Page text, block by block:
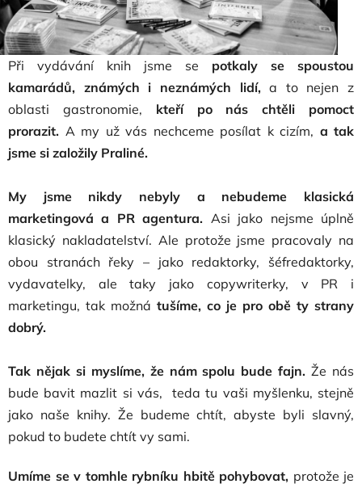
Při vydávání knih jsme se potkaly se spoustou
kamarádů, známých i neznámých lidí,a to nejen z
oblasti gastronomie, kteří po nás chtěli pomoct
prorazit. A my už vás nechceme posílat k cizím, a tak
jsme si založily Praliné.
My jsme nikdy nebyly a nebudeme klasická
marketingová a PR agentura. Asi jako nejsme úplně
klasický nakladatelství. Ale protože jsme pracovaly na
obou stranách řeky – jako redaktorky, šéfredaktorky,
vydavatelky, ale taky jako copywriterky, v PR i
marketingu, tak možná tušíme, co je pro obě ty strany
dobrý.
Tak nějak si myslíme, že nám spolu bude fajn. Že nás
bude bavit mazlit si vás, teda tu vaši myšlenku, stejně
jako naše knihy. Že budeme chtít, abyste byli slavný,
pokud to budete chtít vy sami.
Umíme se v tomhle rybníku hbitě pohybovat, protože je